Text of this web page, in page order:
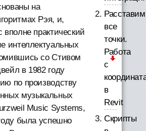
на
Рэя, и,
практический
интеллектуальных
со Стивом
в 1982 году
по производству
музыкальных
Music Systems,
была успешно
Расставим
все
точки.
Работа
с
в
Revit
Скрипты